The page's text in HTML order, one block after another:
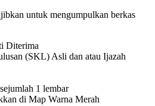
untuk mengumpulkan berkas
Diterima
(SKL) Asli dan atau Ijazah
1 lembar
di Map Warna Merah